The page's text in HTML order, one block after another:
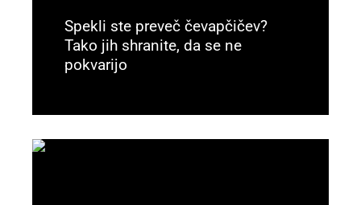
Spekli ste preveč čevapčičev?
Tako jih shranite, da se ne
pokvarijo